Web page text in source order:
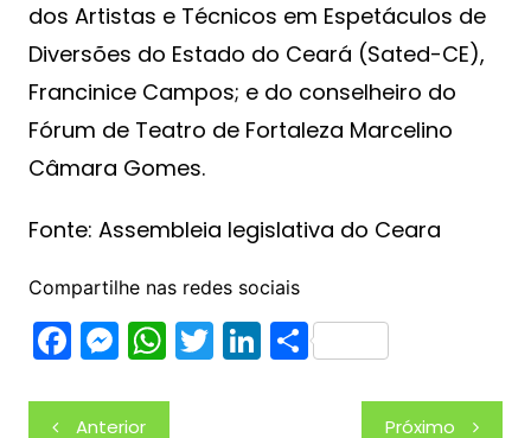
dos Artistas e Técnicos em Espetáculos de
Diversões do Estado do Ceará (Sated-CE),
Francinice Campos; e do conselheiro do
Fórum de Teatro de Fortaleza Marcelino
Câmara Gomes.
Fonte: Assembleia legislativa do Ceara
Compartilhe nas redes sociais
F
c
M
s
W
at
T Li S
Navegação
Anterior Próximo